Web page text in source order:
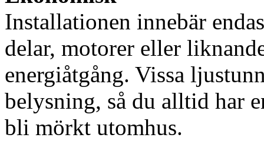
Installationen innebär
delar, motorer eller
energiåtgång. Vissa
belysning, så du alltid har
bli mörkt utomhus.